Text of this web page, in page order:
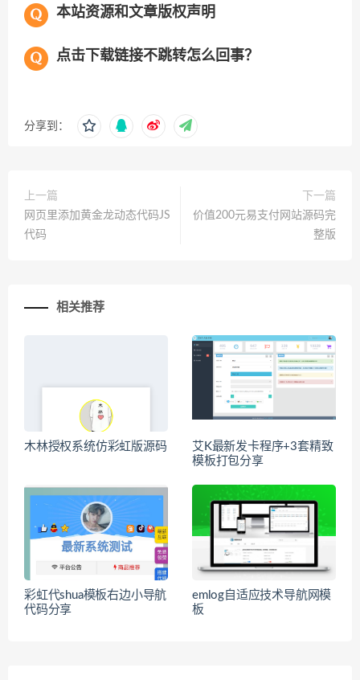
本站资源和文章版权声明
点击下载链接不跳转怎么回事？
分享到：
上一篇
网页里添加黄金龙动态代码JS
代码
下一篇
价值200元易支付网站源码完
整版
相关推荐
木林授权系统仿彩虹版源码
艾K最新发卡程序+3套精致
模板打包分享
彩虹代shua模板右边小导航
代码分享
emlog自适应技术导航网模
板